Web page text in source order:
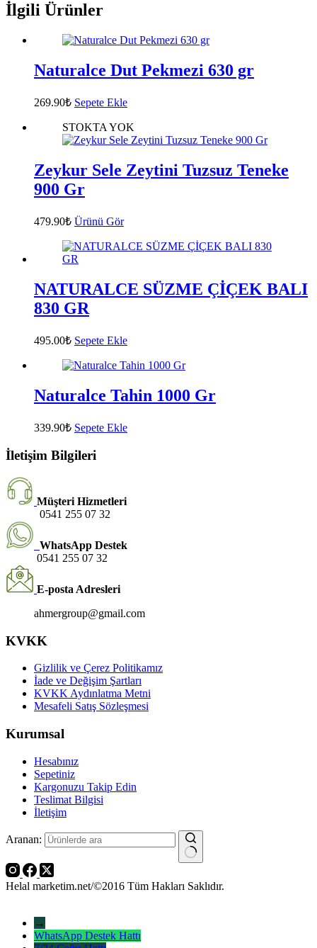
İlgili Ürünler
Naturalce Dut Pekmezi 630 gr
269.90₺ Sepete Ekle
STOKTA YOK
Zeykur Sele Zeytini Tuzsuz Teneke
900 Gr
479.90₺ Ürünü Gör
NATURALCE SÜZME ÇİÇEK BALI
830 GR
495.00₺ Sepete Ekle
Naturalce Tahin 1000 Gr
339.90₺ Sepete Ekle
İletişim Bilgileri
Müşteri Hizmetleri
0541 255 07 32
WhatsApp Destek
0541 255 07 32
E-posta Adresleri
ahmergroup@gmail.com
KVKK
Gizlilik ve Çerez Politikamız
İade ve Değişim Şartları
KVKK Aydınlatma Metni
Mesafeli Satış Sözleşmesi
Kurumsal
Hesabınız
Sepetiniz
Kargonuzu Takip Edin
Teslimat Bilgisi
İletişim
Aranan:
Helal marketim.net/©2016 Tüm Hakları Saklıdır.
→
WhatsApp Destek Hattı